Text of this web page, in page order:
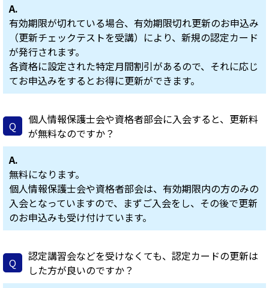
A.
有効期限が切れている場合、有効期限切れ更新のお申込み
（更新チェックテストを受講）により、新規の認定カード
が発行されます。
各資格に設定された特定月間割引があるので、それに応じ
てお申込みをするとお得に更新ができます。
Q
個人情報保護士会や資格者部会に入会すると、更新料
が無料なのですか？
A.
無料になります。
個人情報保護士会や資格者部会は、有効期限内の方のみの
入会となっていますので、まずご入会をし、その後で更新
のお申込みも受け付けています。
Q
認定講習会などを受けなくても、認定カードの更新は
した方が良いのですか？